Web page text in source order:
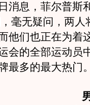
消息，菲尔普斯
毫无疑问，两人
他们也正在为着
会的全部运动员
最多的最大热门
男